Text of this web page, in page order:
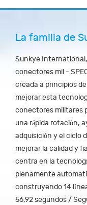
La familia de
Sunkye
conectores mil -
creada a principios
mejorar esta
conectores militares
una rápida rotación,
adquisición y el ciclo
mejorar la calidad y
centra en la
plenamente
construyendo 14
56,92 segundos /